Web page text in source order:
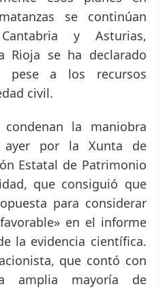
se continúan
y Asturias,
Rioja se ha declarado
pese a los recursos
civil.
condenan la maniobra
ayer por la Xunta de
Estatal de Patrimonio
que consiguió que
para considerar
en el informe
la evidencia científica.
que contó con
amplia mayoría de